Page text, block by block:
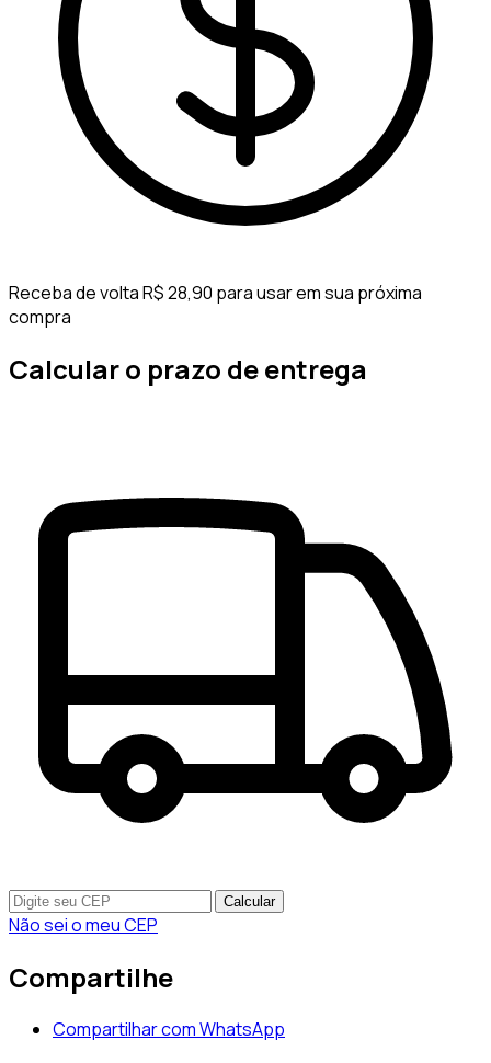
Receba de volta R$ 28,90 para usar em sua próxima
compra
Calcular o prazo de entrega
Calcular
Não sei o meu CEP
Compartilhe
Compartilhar com WhatsApp